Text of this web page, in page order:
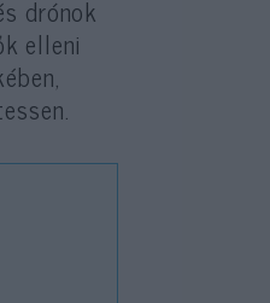
drónok
elleni